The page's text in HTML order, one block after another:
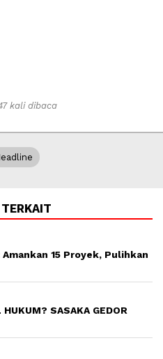
kali dibaca
15 Proyek, Pulihkan
SASAKA GEDOR